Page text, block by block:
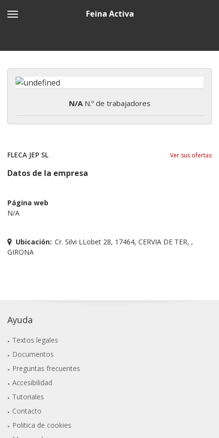
Feina Activa
N/AN.º de trabajadores
FLECA JEP SL Ver sus ofertas
Datos de la empresa
Página web
N/A
Ubicación: Cr. Silvi LLobet 28, 17464, CERVIA DE TER, ,
GIRONA
Ayuda
Textos legales
Documentos
Preguntas frecuentes
Accesibilidad
Tutoriales
Contacto
Politica de cookies